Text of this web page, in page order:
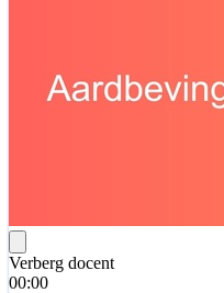
Verberg docent
00:00